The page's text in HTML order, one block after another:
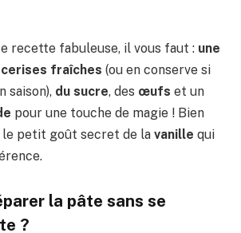
recette fabuleuse, il vous faut : une
cerises fraîches (ou en conserve si
saison), du sucre, des œufs et un
pour une touche de magie ! Bien
le petit goût secret de la vanille qui
la pâte sans se
?